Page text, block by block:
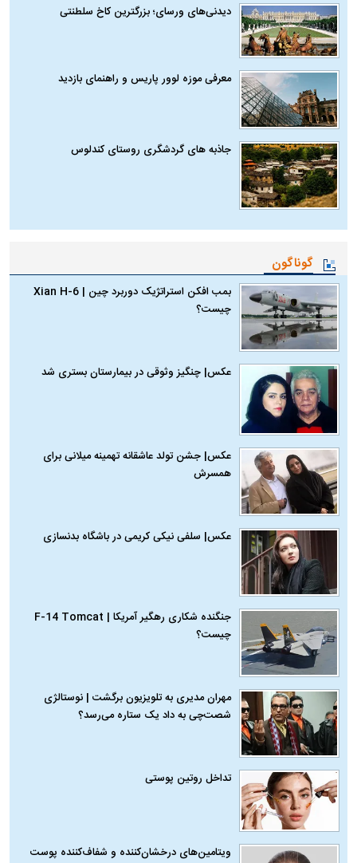
دیدنی‌های ورسای؛ بزرگترین کاخ سلطنتی
معرفی موزه لوور پاریس و راهنمای بازدید
جاذبه های گردشگری روستای کندلوس
گوناگون
بمب افکن استراتژیک دوربرد چین | Xian H-6
چیست؟
عکس| چنگیز وثوقی در بیمارستان بستری شد
عکس| جشن تولد عاشقانه تهمینه میلانی برای
همسرش
عکس| سلفی نیکی کریمی در باشگاه بدنسازی
جنگنده شکاری رهگیر آمریکا | F-14 Tomcat
چیست؟
مهران مدیری به تلویزیون برگشت | نوستالژی
شصت‌چی به داد یک ستاره می‌رسد؟
تداخل روتین پوستی
ویتامین‌های درخشان‌کننده و شفاف‌کننده پوست